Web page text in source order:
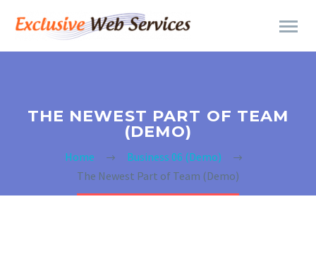
THE NEWEST PART OF TEAM
(DEMO)
Home
Business 06 (Demo)
The Newest Part of Team (Demo)